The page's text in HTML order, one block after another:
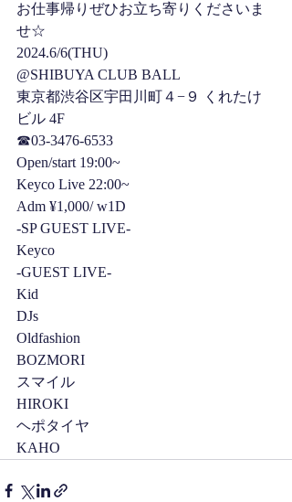
お仕事帰りぜひお立ち寄りくださいま
せ☆
2024.6/6(THU)
@SHIBUYA CLUB BALL
東京都渋谷区宇田川町４−９ くれたけ
ビル 4F
☎︎03-3476-6533
Open/start 19:00~
Keyco Live 22:00~
Adm ¥1,000/ w1D
-SP GUEST LIVE-
Keyco
-GUEST LIVE-
Kid
DJs
Oldfashion
BOZMORI
スマイル
HIROKI
ヘポタイヤ
KAHO